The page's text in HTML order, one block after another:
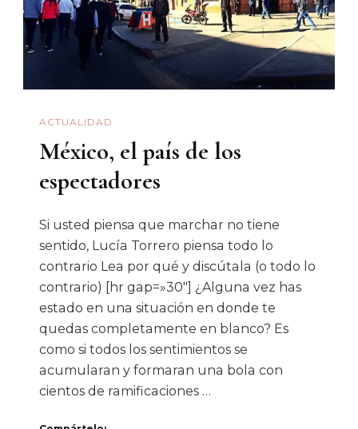
Se
Lo
Preguntamos
A
ACTUALIDAD
México, el país de los
espectadores
Si usted piensa que marchar no tiene
sentido, Lucía Torrero piensa todo lo
contrario Lea por qué y discútala (o todo lo
contrario) [hr gap=»30″] ¿Alguna vez has
estado en una situación en donde te
quedas completamente en blanco? Es
como si todos los sentimientos se
acumularan y formaran una bola con
cientos de ramificaciones …